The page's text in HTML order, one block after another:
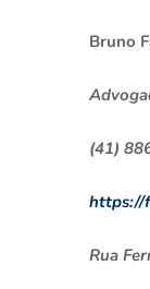
Bruno
(41)
https://
Rua